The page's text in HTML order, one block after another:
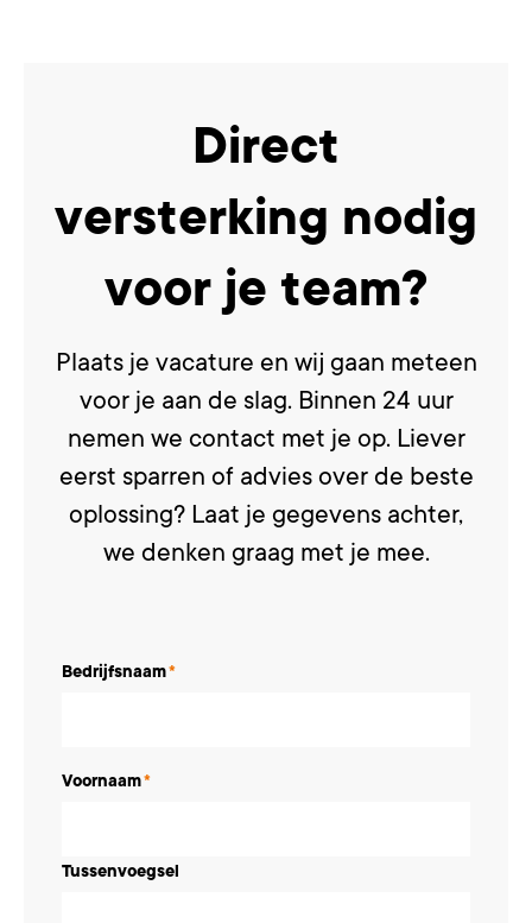
Direct
versterking nodig
voor je team?
Plaats je vacature en wij gaan meteen
voor je aan de slag. Binnen 24 uur
nemen we contact met je op. Liever
eerst sparren of advies over de beste
oplossing? Laat je gegevens achter,
we denken graag met je mee.
Bedrijfsnaam*
Voornaam*
Tussenvoegsel